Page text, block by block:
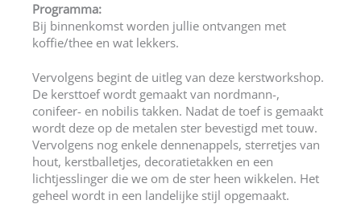
Programma:
Bij binnenkomst worden jullie ontvangen met
koffie/thee en wat lekkers.
Vervolgens begint de uitleg van deze kerstworkshop.
De kersttoef wordt gemaakt van nordmann-,
conifeer- en nobilis takken. Nadat de toef is gemaakt
wordt deze op de metalen ster bevestigd met touw.
Vervolgens nog enkele dennenappels, sterretjes van
hout, kerstballetjes, decoratietakken en een
lichtjesslinger die we om de ster heen wikkelen. Het
geheel wordt in een landelijke stijl opgemaakt.